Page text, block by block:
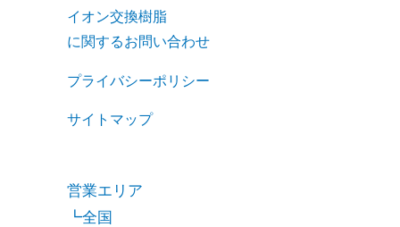
イオン交換樹脂
に関するお問い合わせ
プライバシーポリシー
サイトマップ
営業エリア
全国